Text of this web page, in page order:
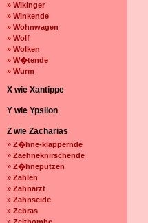
» Wikinger
» Winkende
» Wohnwagen
» Wolf
» Wolken
» W�tende
» Wurm
X wie Xantippe
Y wie Ypsilon
Z wie Zacharias
» Z�hne-klappernde
» Zaehneknirschende
» Z�hneputzen
» Zahlen
» Zahnarzt
» Zahnseide
» Zebras